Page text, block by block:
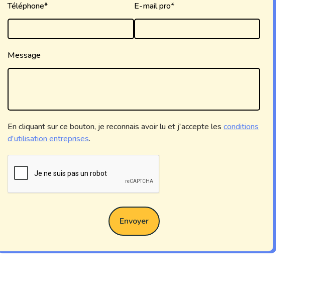
Téléphone* E-mail pro*
Message
En cliquant sur ce bouton, je reconnais avoir lu et j'accepte les conditions
d'utilisation entreprises.
Envoyer